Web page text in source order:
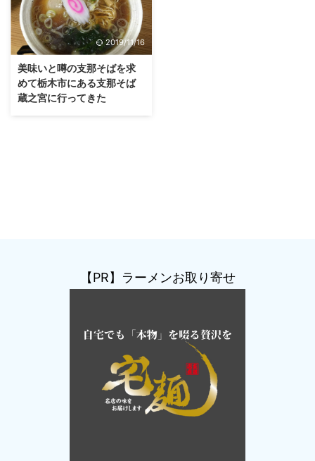
2019/11/16
美味いと噂の支那そばを求
めて栃木市にある支那そば
蔵之宮に行ってきた
【PR】ラーメンお取り寄せ